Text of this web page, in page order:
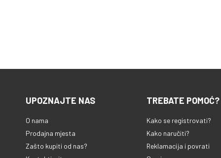
UPOZNAJTE NAS
O nama
Prodajna mjesta
Zašto kupiti od nas?
TREBATE POMOĆ?
Kako se registrovati?
Kako naručiti?
Reklamacija i povrati